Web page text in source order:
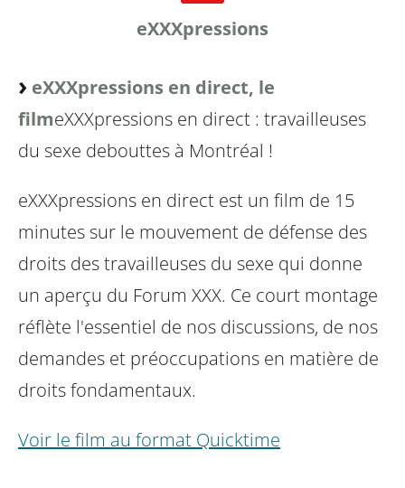
eXXXpressions
eXXXpressions en direct, le
filmeXXXpressions en direct : travailleuses
du sexe debouttes à Montréal !
eXXXpressions en direct est un film de 15
minutes sur le mouvement de défense des
droits des travailleuses du sexe qui donne
un aperçu du Forum XXX. Ce court montage
réflète l'essentiel de nos discussions, de nos
demandes et préoccupations en matière de
droits fondamentaux.
Voir le film au format Quicktime